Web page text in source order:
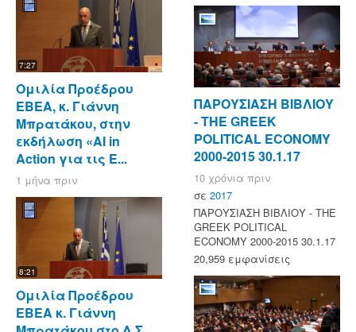
7:27
Ομιλία Προέδρου
ΕΒΕΑ, κ. Γιάννη
Μπρατάκου, στην
εκδήλωση «AI in
Action για τις Ε...
1 μήνα πριν
8:21
Ομιλία Προέδρου
ΕΒΕΑ κ. Γιάννη
ΠΑΡΟΥΣΙΑΣΗ ΒΙΒΛΙΟΥ
- ΤΗΕ GREEK
POLITICAL ECONOMY
2000-2015 30.1.17
10 χρόνια πριν
σε 2017
ΠΑΡΟΥΣΙΑΣΗ ΒΙΒΛΙΟΥ - ΤΗΕ
GREEK POLITICAL
ECONOMY 2000-2015 30.1.17
20,959 εμφανίσεις